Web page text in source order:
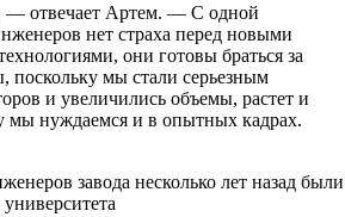
отвечает Артем. — С одной
нет страха перед новыми
они готовы браться за
поскольку мы стали серьезным
и увеличились объемы, растет и
мы нуждаемся и в опытных кадрах.
завода несколько лет назад